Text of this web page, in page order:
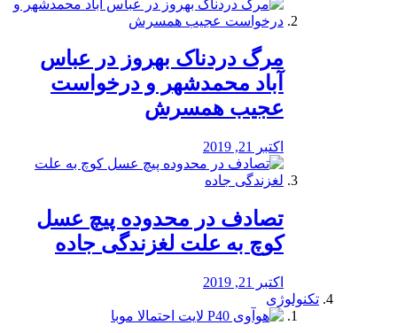
مرگ دردناک بهروز در عباس
آباد محمدشهر و درخواست
عجیب همسرش
اکتبر 21, 2019
تصادف در محدوده پیچ عسل
کوچ به علت لغزندگی جاده
اکتبر 21, 2019
تکنولوژی